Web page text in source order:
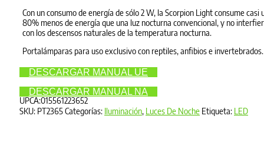
Con un consumo de energía de sólo 2 W, la Scorpion Light consume casi
80% menos de energía que una luz nocturna convencional, y no
con los descensos naturales de la temperatura nocturna.
Portalámparas para uso exclusivo con reptiles, anfibios e invertebrados.
DESCARGAR MANUAL UE
DESCARGAR MANUAL NA
SKU: PT2365Categorías: Iluminación, Luces De Noche Etiqueta: LED
UPCA:015561223652